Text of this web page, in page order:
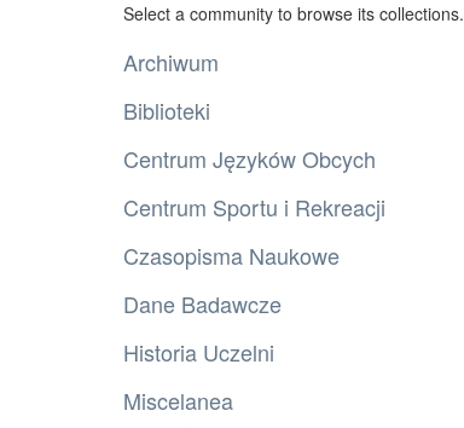
Select a community to browse its collections.
Archiwum
Biblioteki
Centrum Języków Obcych
Centrum Sportu i Rekreacji
Czasopisma Naukowe
Dane Badawcze
Historia Uczelni
Miscelanea